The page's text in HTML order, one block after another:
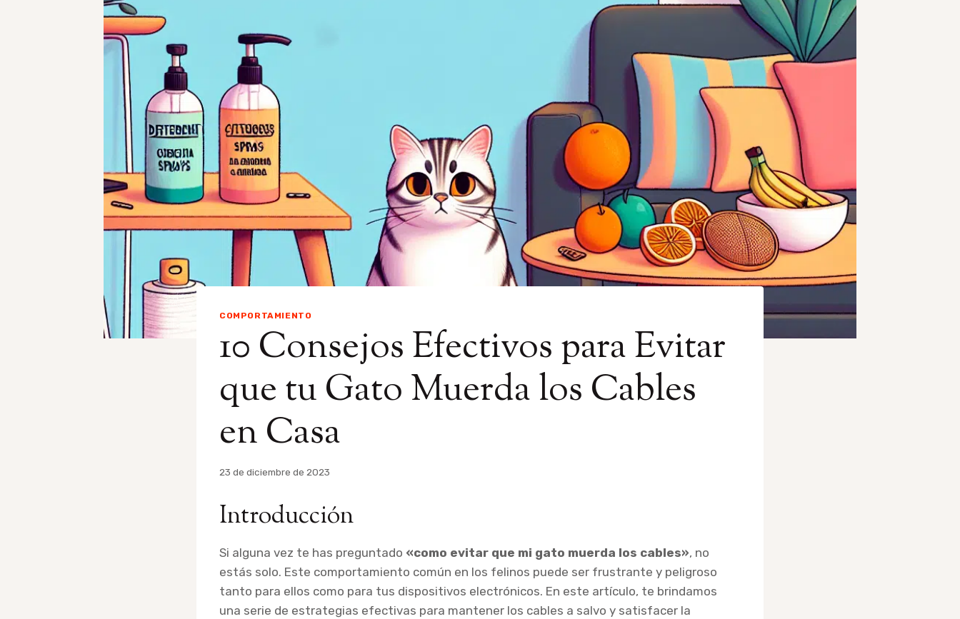
COMPORTAMIENTO
10 Consejos Efectivos para Evitar
que tu Gato Muerda los Cables
en Casa
Por
23 de diciembre de 2023
Introducción
Si alguna vez te has preguntado «como evitar que mi gato muerda los cables», no
estás solo. Este comportamiento común en los felinos puede ser frustrante y peligroso
tanto para ellos como para tus dispositivos electrónicos. En este artículo, te brindamos
una serie de estrategias efectivas para mantener los cables a salvo y satisfacer la